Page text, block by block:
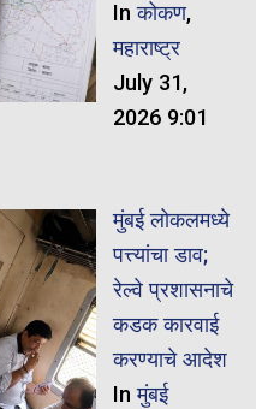
Inकोकण,
महाराष्ट्र
July 31,
2026 9:01
मुंबई लोकलमध्ये
पत्त्यांचा डाव;
रेल्वे प्रशासनाचे
कडक कारवाई
करण्याचे आदेश
Inमुंबई